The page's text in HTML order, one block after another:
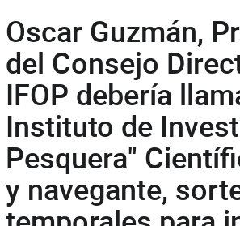
Oscar Guzmán,
del Consejo
IFOP debería
Instituto de
Pesquera"
y navegante,